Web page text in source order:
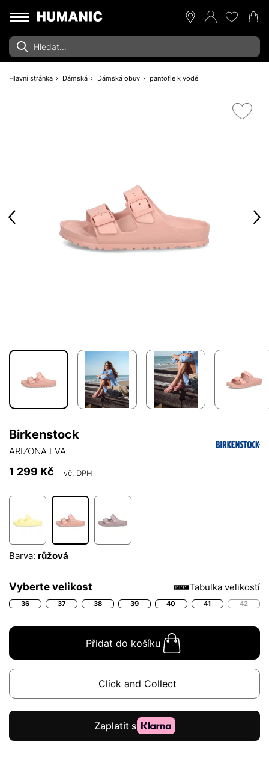
Hlavní stránka Dámská Dámská obuv pantofle k vodě
Birkenstock
ARIZONA EVA
1 299 Kč vč. DPH
Barva: růžová
Vyberte velikost Tabulka velikostí
36 37 38 39 40 41 42
Přidat do košíku
Click and Collect